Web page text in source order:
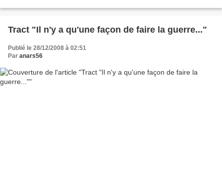
Tract "Il n'y a qu'une façon de faire la guerre..."
Publié le 28/12/2008 à 02:51
Par anars56